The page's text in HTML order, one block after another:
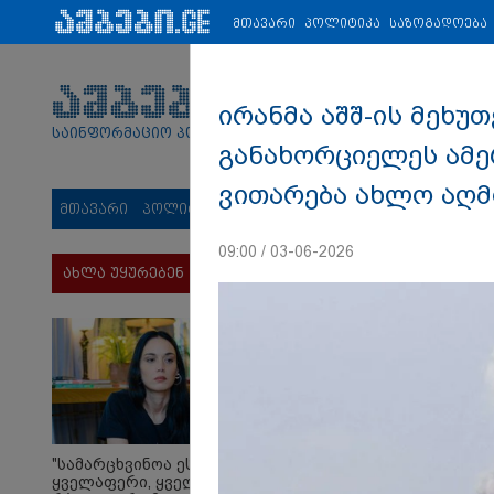
პარტნიორები: ახალი ამბები ეკონომიკა ვიდეო
საინფორმაციო პორტალი
მთავარი პოლიტიკა საზოგადოება სამართალი
ახლა უყურებენ
"სა­მარ­ცხვი­ნოა ეს
ყვე­ლა­ფე­რი, ყვე­ლა­ზე
მთავარი პოლიტიკა საზოგადოება
ირანმა აშშ-ის
განახორციელეს
ვითარება ახლო
09:00 / 03-06-2026